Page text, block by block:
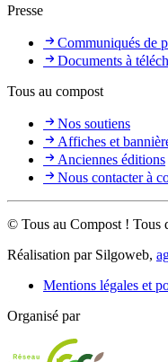
Presse
Communiqués de
Documents à
Tous au compost
Nos soutiens
Affiches et
Anciennes éditions
Nous contacter à
© Tous au Compost ! Tous
Réalisation par Silgoweb,
Mentions légales et
Organisé par